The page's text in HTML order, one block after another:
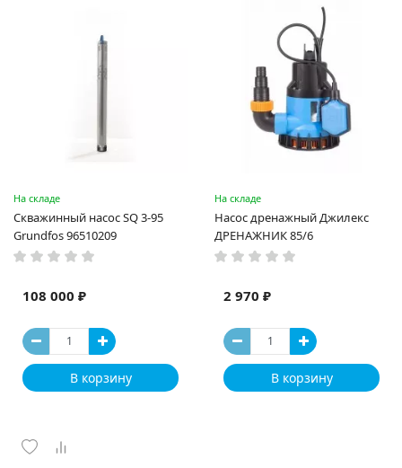
На складе
Скважинный насос SQ 3-95
Grundfos 96510209
108 000 ₽
В корзину
На складе
Насос дренажный Джилекс
ДРЕНАЖНИК 85/6
2 970 ₽
В корзину